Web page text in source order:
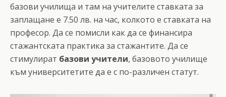
базови училища и там на учителите ставката за
заплащане е 7.50 лв. на час, колкото е ставката на
професор. Да се помисли как да се финансира
стажантската практика за стажантите. Да се
стимулират базови учители, базовото училище
към университетите да е с по-различен статут.